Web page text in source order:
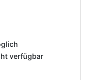
verfügbar